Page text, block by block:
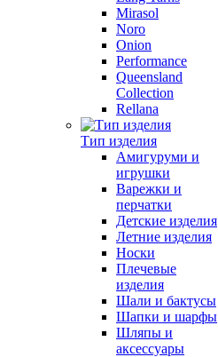
Mirasol
Noro
Onion
Performance
Queensland
Collection
Rellana
Тип изделия
Амигуруми и
игрушки
Варежки и
перчатки
Детские изделия
Летние изделия
Носки
Плечевые
изделия
Шали и бактусы
Шапки и шарфы
Шляпы и
аксессуары